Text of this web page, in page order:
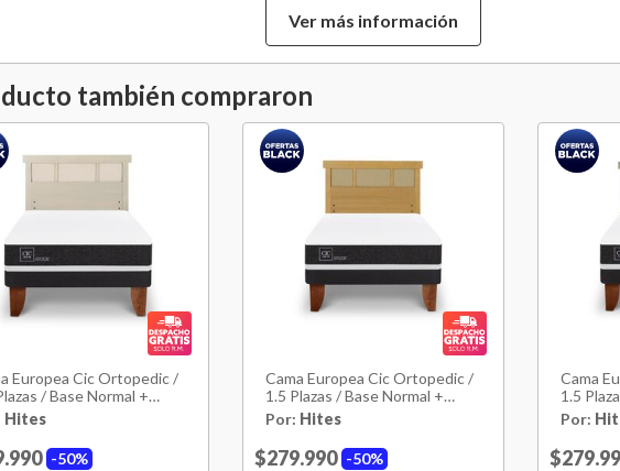
Alto De Base
Material Estructura
Ver más información
también compraron
Europea Cic Ortopedic /
/ Base Normal +
Hites
50%
Cama Europea Cic Ortopedic /
1.5 Plazas / Base Normal +
Respaldo
Por: Hites
50%
$279.990
Cama
1.5
Por: